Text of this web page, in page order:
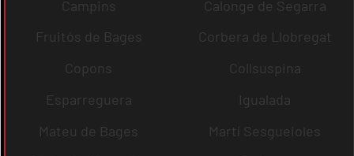
Campins
Calonge de Segarra
Fruitós de Bages
Corbera de Llobregat
Copons
Collsuspina
Esparreguera
Igualada
Mateu de Bages
Martí Sesgueioles